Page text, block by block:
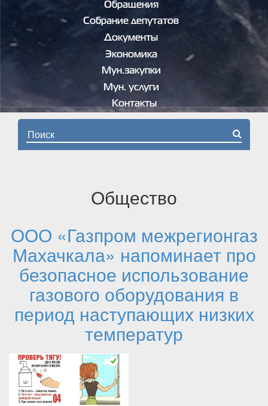
Обращения
Собрание депутатов
Документы
Экономика
Мун.закупки
Мун. услуги
Контакты
Форма поиска
Общество
ООО «Газпром межрегионгаз
Махачкала» напоминает про
безопасное использование
газового оборудования в
период наступающих низких
температур